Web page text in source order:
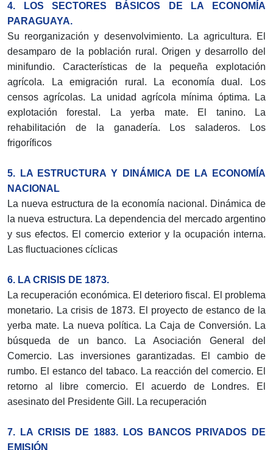
4. LOS SECTORES BÁSICOS DE LA ECONOMÍA
PARAGUAYA.
Su reorganización y desenvolvimiento. La agricultura. El
desamparo de la población rural. Origen y desarrollo del
minifundio. Características de la pequeña explotación
agrícola. La emigración rural. La economía dual. Los
censos agrícolas. La unidad agrícola mínima óptima. La
explotación forestal. La yerba mate. El tanino. La
rehabilitación de la ganadería. Los saladeros. Los
frigoríficos
5. LA ESTRUCTURA Y DINÁMICA DE LA ECONOMÍA
NACIONAL
La nueva estructura de la economía nacional. Dinámica de
la nueva estructura. La dependencia del mercado argentino
y sus efectos. El comercio exterior y la ocupación interna.
Las fluctuaciones cíclicas
6. LA CRISIS DE 1873.
La recuperación económica. El deterioro fiscal. El problema
monetario. La crisis de 1873. El proyecto de estanco de la
yerba mate. La nueva política. La Caja de Conversión. La
búsqueda de un banco. La Asociación General del
Comercio. Las inversiones garantizadas. El cambio de
rumbo. El estanco del tabaco. La reacción del comercio. El
retorno al libre comercio. El acuerdo de Londres. El
asesinato del Presidente Gill. La recuperación
7. LA CRISIS DE 1883. LOS BANCOS PRIVADOS DE
EMISIÓN